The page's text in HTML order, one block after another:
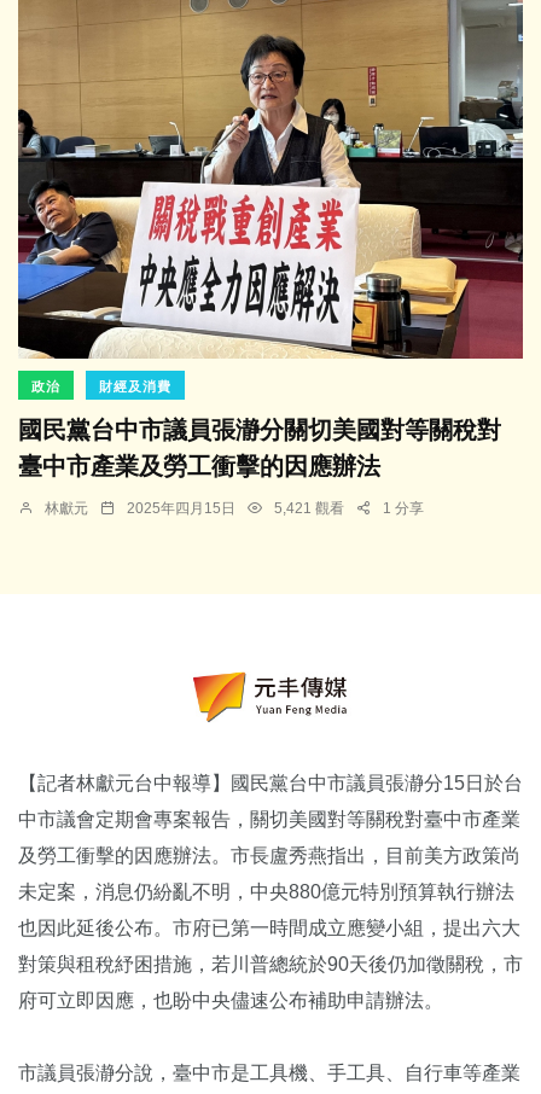
政治 財經及消費
國民黨台中市議員張瀞分關切美國對等關稅對
臺中市產業及勞工衝擊的因應辦法
林獻元 2025年四月15日 5,421 觀看 1 分享
【記者林獻元台中報導】國民黨台中市議員張瀞分15日於台
中市議會定期會專案報告，關切美國對等關稅對臺中市產業
及勞工衝擊的因應辦法。市長盧秀燕指出，目前美方政策尚
未定案，消息仍紛亂不明，中央880億元特別預算執行辦法
也因此延後公布。市府已第一時間成立應變小組，提出六大
對策與租稅紓困措施，若川普總統於90天後仍加徵關稅，市
府可立即因應，也盼中央儘速公布補助申請辦法。
市議員張瀞分說，臺中市是工具機、手工具、自行車等產業